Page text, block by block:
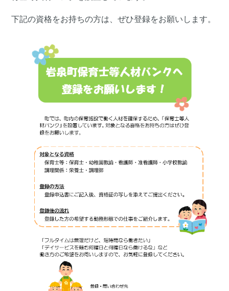
下記の資格をお持ちの方は、ぜひ登録をお願いします。